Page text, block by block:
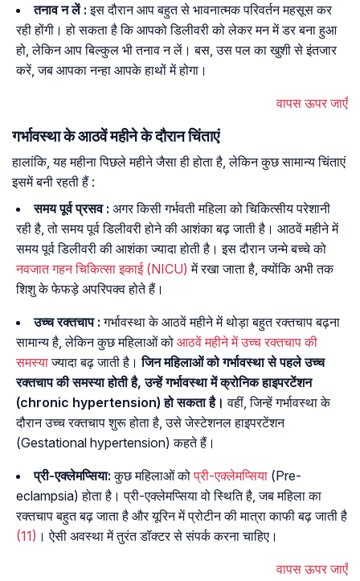
तनाव न लें : इस दौरान आप बहुत से भावनात्मक परिवर्तन महसूस कर
रही होंगी। हो सकता है कि आपको डिलीवरी को लेकर मन में डर बना हुआ
हो, लेकिन आप बिल्कुल भी तनाव न लें। बस, उस पल का खुशी से इंतजार
करें, जब आपका नन्हा आपके हाथों में होगा।
वापस ऊपर जाएँ
गर्भावस्था के आठवें महीने के दौरान चिंताएं
हालांकि, यह महीना पिछले महीने जैसा ही होता है, लेकिन कुछ सामान्य चिंताएं
इसमें बनी रहती हैं :
समय पूर्व प्रसव : अगर किसी गर्भवती महिला को चिकित्सीय परेशानी
रही है, तो समय पूर्व डिलीवरी होने की आशंका बढ़ जाती है। आठवें महीने में
समय पूर्व डिलीवरी की आशंका ज्यादा होती है। इस दौरान जन्मे बच्चे को
नवजात गहन चिकित्सा इकाई (NICU) में रखा जाता है, क्योंकि अभी तक
शिशु के फेफड़े अपरिपक्व होते हैं।
उच्च रक्तचाप : गर्भावस्था के आठवें महीने में थोड़ा बहुत रक्तचाप बढ़ना
सामान्य है, लेकिन कुछ महिलाओं को आठवें महीने में उच्च रक्तचाप की
समस्याज्यादा बढ़ जाती है।जिन महिलाओं को गर्भावस्था से पहले उच्च
रक्तचाप की समस्या होती है, उन्हें गर्भावस्था में क्रोनिक हाइपरटेंशन
(chronic hypertension) हो सकता है। वहीं, जिन्हें गर्भावस्था के
दौरान उच्च रक्तचाप शुरू होता है, उसे जेस्टेशनल हाइपरटेंशन
(Gestational hypertension) कहते हैं।
प्री-एक्लेमप्सिया: कुछ महिलाओं कोप्री-एक्लेमप्सिया (Pre-
eclampsia) होता है। प्री-एक्लेमप्सिया वो स्थिति है, जब महिला का
रक्तचाप बहुत बढ़ जाता है और यूरिन में प्रोटीन की मात्रा काफी बढ़ जाती है
(11) । ऐसी अवस्था में तुरंत डॉक्टर से संपर्क करना चाहिए।
वापस ऊपर जाएँ